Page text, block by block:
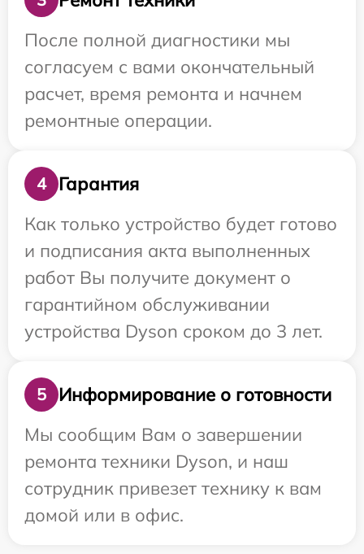
После полной диагностики мы
согласуем с вами окончательный
расчет, время ремонта и начнем
ремонтные операции.
4
Гарантия
Как только устройство будет готово
и подписания акта выполненных
работ Вы получите документ о
гарантийном обслуживании
устройства Dyson сроком до 3 лет.
5
Информирование о готовности
Мы сообщим Вам о завершении
ремонта техники Dyson, и наш
сотрудник привезет технику к вам
домой или в офис.